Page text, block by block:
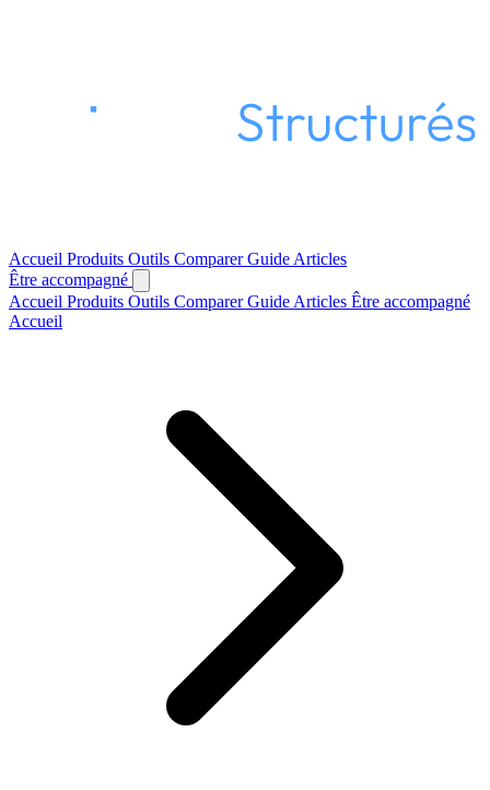
Accueil Produits Outils ComparerGuide Articles
Être accompagné
Accueil Produits Outils ComparerGuide Articles Être accompagné
Accueil